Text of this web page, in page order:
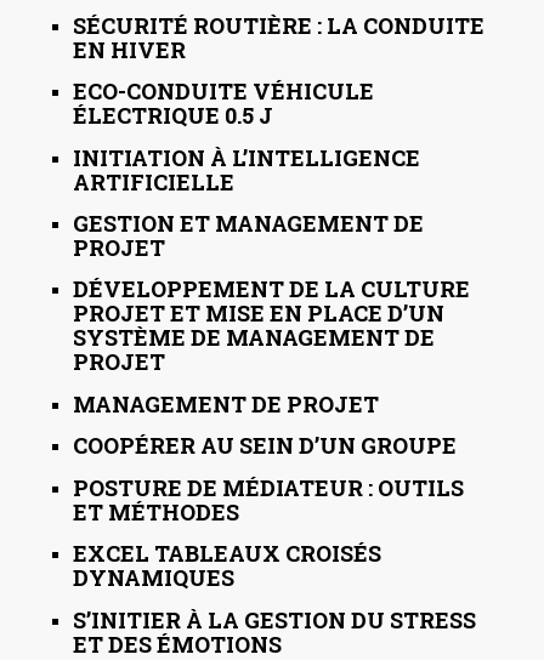
SÉCURITÉ ROUTIÈRE : LA CONDUITE
EN HIVER
ECO-CONDUITE VÉHICULE
ÉLECTRIQUE 0.5 J
INITIATION À L’INTELLIGENCE
ARTIFICIELLE
GESTION ET MANAGEMENT DE
PROJET
DÉVELOPPEMENT DE LA CULTURE
PROJET ET MISE EN PLACE D’UN
SYSTÈME DE MANAGEMENT DE
PROJET
MANAGEMENT DE PROJET
COOPÉRER AU SEIN D’UN GROUPE
POSTURE DE MÉDIATEUR : OUTILS
ET MÉTHODES
EXCEL TABLEAUX CROISÉS
DYNAMIQUES
S’INITIER À LA GESTION DU STRESS
ET DES ÉMOTIONS